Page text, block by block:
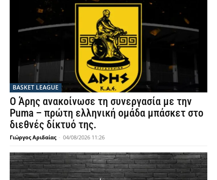
BASKET LEAGUE
Ο Άρης ανακοίνωσε τη συνεργασία με την
Puma – πρώτη ελληνική ομάδα μπάσκετ στο
διεθνές δίκτυό της.
Γιώργος Αριδαίας - 04/08/2026 11:26